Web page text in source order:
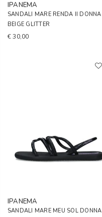
IPANEMA
SANDALI MARE RENDA II DONNA
BEIGE GLITTER
€ 30,00
IPANEMA
SANDALI MARE MEU SOL DONNA